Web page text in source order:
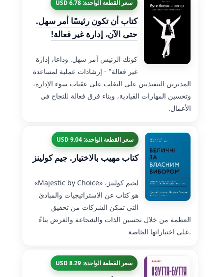
سعر القطعة الواحدة: 6.78 USD
كتاب أن تكون رئيسًا أمر سهل.
حتى الآن، إدارة غير فعالة!
كونك الرئيس أمر سهل. وداعا، إدارة
غير فعالة" - إرشادات عملية لمساعدة
المديرين التنفيذيين على التغلب على عقبات سوء الإدارة،
وتحسين المهارات القيادية، وبناء فرق فعالة للنجاح في
الأعمال.
سعر القطعة الواحدة: 9.04 USD
كتاب مهيب بالاختيار. جيم كولينز
«Majestic by Choice» لجيم كولينز،
هو كتاب عن الاستراتيجيات والمبادئ
التي تمكن الشركات من تحقيق
العظمة من خلال تحسين الذات والشجاعة والغرض بناءً
على اختياراتها الخاصة.
سعر القطعة الواحدة: 8.29 USD